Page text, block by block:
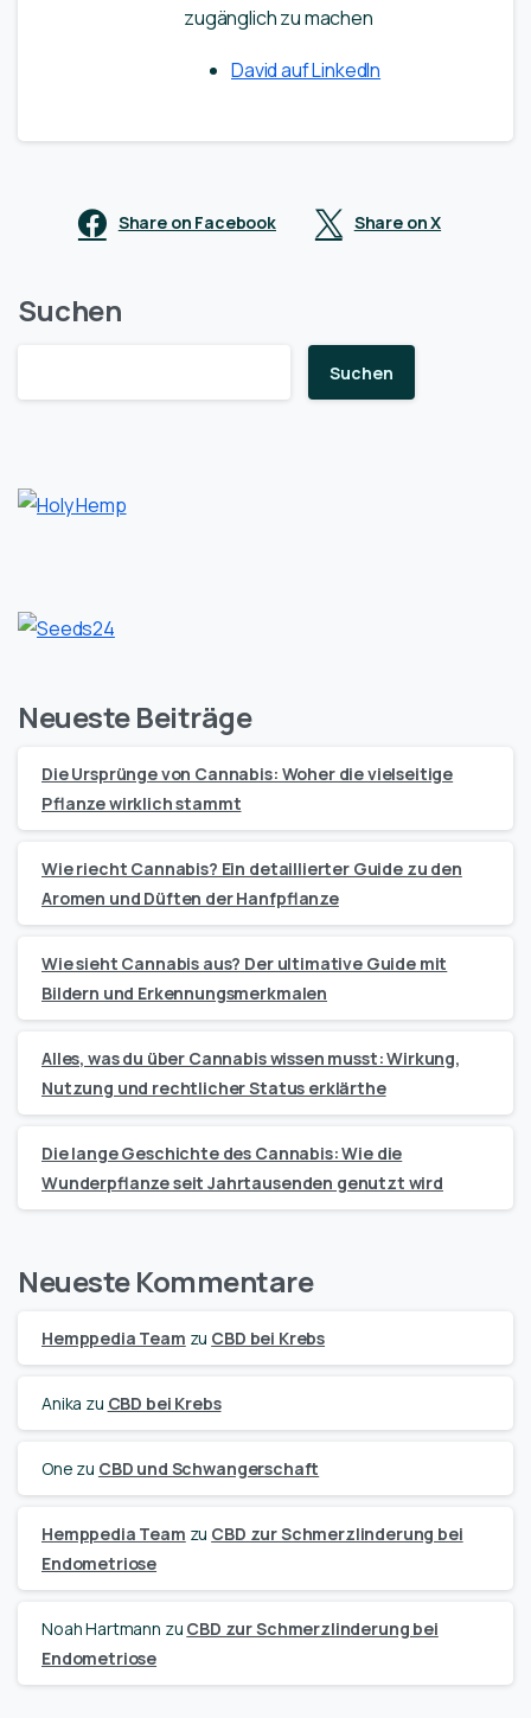
zugänglich zu machen
David auf LinkedIn
Share on Facebook Share on X
Suchen
Suchen
Neueste Beiträge
Die Ursprünge von Cannabis: Woher die vielseitige
Pflanze wirklich stammt
Wie riecht Cannabis? Ein detaillierter Guide zu den
Aromen und Düften der Hanfpflanze
Wie sieht Cannabis aus? Der ultimative Guide mit
Bildern und Erkennungsmerkmalen
Alles, was du über Cannabis wissen musst: Wirkung,
Nutzung und rechtlicher Status erklärthe
Die lange Geschichte des Cannabis: Wie die
Wunderpflanze seit Jahrtausenden genutzt wird
Neueste Kommentare
Hemppedia Team zu CBD bei Krebs
Anika zu CBD bei Krebs
One zu CBD und Schwangerschaft
Hemppedia Team zu CBD zur Schmerzlinderung bei
Endometriose
Noah Hartmann zu CBD zur Schmerzlinderung bei
Endometriose